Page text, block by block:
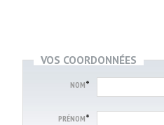
VOS COORDONNÉES
NOM*
PRÉNOM*